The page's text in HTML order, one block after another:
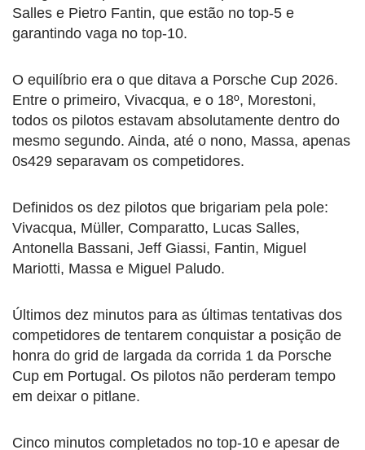
Salles e Pietro Fantin, que estão no top-5 e
garantindo vaga no top-10.
O equilíbrio era o que ditava a Porsche Cup 2026.
Entre o primeiro, Vivacqua, e o 18º, Morestoni,
todos os pilotos estavam absolutamente dentro do
mesmo segundo. Ainda, até o nono, Massa, apenas
0s429 separavam os competidores.
Definidos os dez pilotos que brigariam pela pole:
Vivacqua, Müller, Comparatto, Lucas Salles,
Antonella Bassani, Jeff Giassi, Fantin, Miguel
Mariotti, Massa e Miguel Paludo.
Últimos dez minutos para as últimas tentativas dos
competidores de tentarem conquistar a posição de
honra do grid de largada da corrida 1 da Porsche
Cup em Portugal. Os pilotos não perderam tempo
em deixar o pitlane.
Cinco minutos completados no top-10 e apesar de